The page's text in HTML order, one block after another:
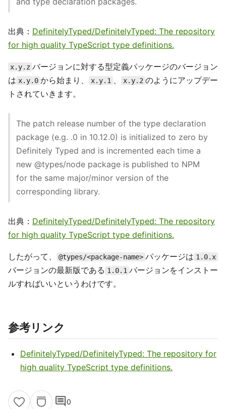
出典： DefinitelyTyped/DefinitelyTyped: The repository
for high quality TypeScript type definitions.
x.y.z バージョンに対する型定義パッケージのバージョン
は x.y.0 から始まり、 x.y.1 、 x.y.2 のようにアップデー
トされていきます。
The patch release number of the type declaration
package (e.g. .0 in 10.12.0) is initialized to zero by
Definitely Typed and is incremented each time a
new @types/node package is published to NPM
for the same major/minor version of the
corresponding library.
出典： DefinitelyTyped/DefinitelyTyped: The repository
for high quality TypeScript type definitions.
したがって、 @types/<package-name> パッケージは 1.0.x
バージョンの最新版である 1.0.1 バージョンをインストー
ルすればいいというわけです。
参考リンク
DefinitelyTyped/DefinitelyTyped: The repository for
high quality TypeScript type definitions.
comment0